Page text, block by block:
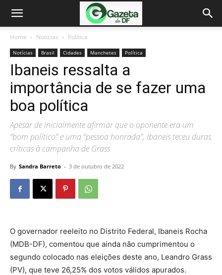
Home Notícias Política
Notícias Brasil Cidades Manchetes Política
Ibaneis ressalta a
importância de se fazer uma
boa política
Apesar de inicialmente afirmar que o oponente era um
“bom político” e uma “pessoa honrada”, Ibaneis teceu duras
críticas à campanha de Grass
By Sandra Barreto - 3 de outubro de 2022
O governador reeleito no Distrito Federal, Ibaneis Rocha
(MDB-DF), comentou que ainda não cumprimentou o
segundo colocado nas eleições deste ano, Leandro Grass
(PV), que teve 26,25% dos votos válidos apurados.